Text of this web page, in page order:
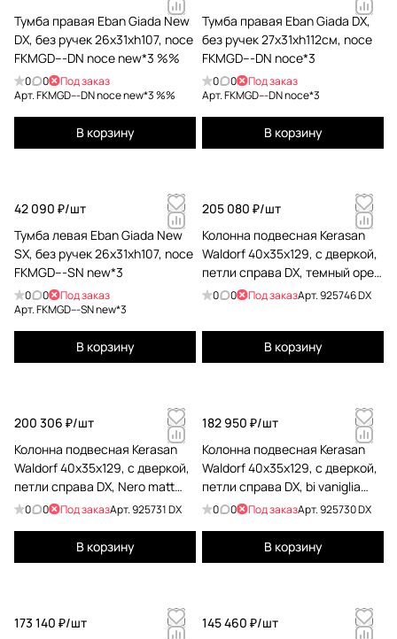
Тумба правая Eban Giada New
DX, без ручек 26x31xh107, noce
FKMGD---DN noce new*3 %%
0 0
Под заказ
Арт.FKMGD---DN noce new*3 %%
В корзину
Тумба правая Eban Giada DX,
без ручек 27x31xh112см, noce
FKMGD---DN noce*3
0 0
Под заказ
Арт.FKMGD---DN noce*3
В корзину
42 090 ₽/шт
Тумба левая Eban Giada New
SX, без ручек 26x31xh107, noce
FKMGD---SN new*3
0 0
Под заказ
Арт.FKMGD---SN new*3
В корзину
205 080 ₽/шт
Колонна подвесная Kerasan
Waldorf 40х35х129, с дверкой,
петли справа DX, темный орех,
noce 925746 DX
0 0 Под заказАрт.925746 DX
В корзину
200 306 ₽/шт
Колонна подвесная Kerasan
Waldorf 40х35х129, с дверкой,
петли справа DX, Nero matt
925731 DX
0 0 Под заказАрт.925731 DX
В корзину
182 950 ₽/шт
Колонна подвесная Kerasan
Waldorf 40х35х129, с дверкой,
петли справа DX, bi vaniglia
matt 925730 DX
0 0 Под заказАрт.925730 DX
В корзину
173 140 ₽/шт
145 460 ₽/шт